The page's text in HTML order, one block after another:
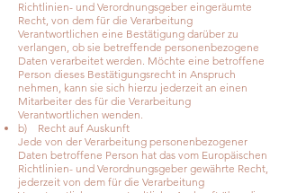
Richtlinien- und Verordnungsgeber eingeräumte
Recht, von dem für die Verarbeitung
Verantwortlichen eine Bestätigung darüber zu
verlangen, ob sie betreffende personenbezogene
Daten verarbeitet werden. Möchte eine betroffene
Person dieses Bestätigungsrecht in Anspruch
nehmen, kann sie sich hierzu jederzeit an einen
Mitarbeiter des für die Verarbeitung
Verantwortlichen wenden.
b) Recht auf Auskunft
Jede von der Verarbeitung personenbezogener
Daten betroffene Person hat das vom Europäischen
Richtlinien- und Verordnungsgeber gewährte Recht,
jederzeit von dem für die Verarbeitung